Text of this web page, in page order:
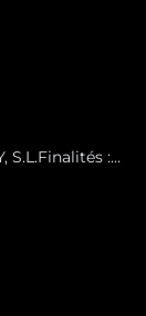
S.L.Finalités :
produits et